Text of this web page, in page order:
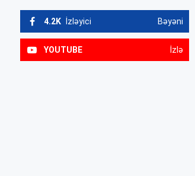
4.2K İzləyici Bəyəni
YOUTUBE İzlə